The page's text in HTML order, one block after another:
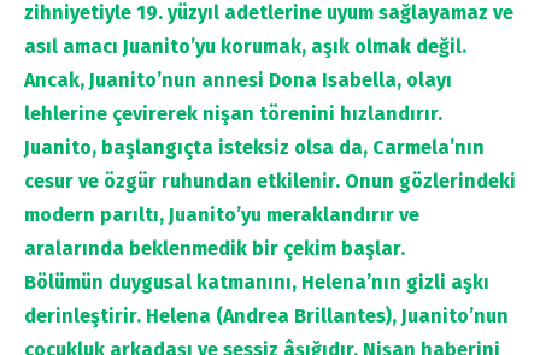
zihniyetiyle 19. yüzyıl adetlerine uyum sağlayamaz ve
asıl amacı Juanito’yu korumak, aşık olmak değil.
Ancak, Juanito’nun annesi Dona Isabella, olayı
lehlerine çevirerek nişan törenini hızlandırır.
Juanito, başlangıçta isteksiz olsa da, Carmela’nın
cesur ve özgür ruhundan etkilenir. Onun gözlerindeki
modern parıltı, Juanito’yu meraklandırır ve
aralarında beklenmedik bir çekim başlar.
Bölümün duygusal katmanını, Helena’nın gizli aşkı
derinleştirir. Helena (Andrea Brillantes), Juanito’nun
çocukluk arkadaşı ve sessiz âşığıdır. Nişan haberini